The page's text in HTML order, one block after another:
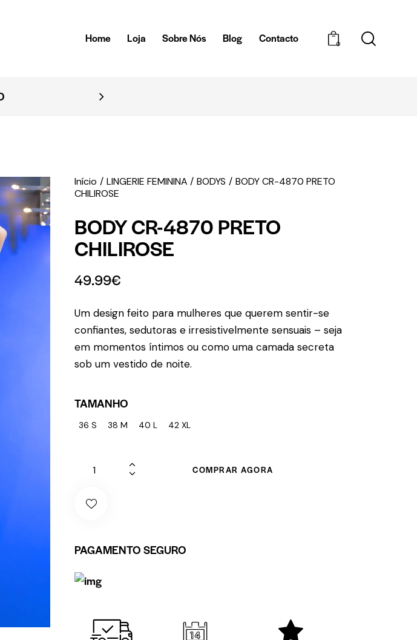
Home Loja Sobre Nós Blog Contacto 0
EMBALAGEM DISCRETA
Início LINGERIE FEMININA BODYS
BODY CR-4870 PRETO
CHILIROSE
BODY CR-4870 PRETO
CHILIROSE
49.99€
Um design feito para mulheres que querem sentir-se
confiantes, sedutoras e irresistivelmente sensuais – seja
em momentos íntimos ou como uma camada secreta
sob um vestido de noite.
TAMANHO
36 S 38 M 40 L 42 XL
COMPRAR AGORA
PAGAMENTO SEGURO